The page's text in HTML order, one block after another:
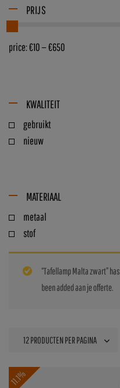
PRIJS
price:€10—€650
KWALITEIT
gebruikt
nieuw
MATERIAAL
metaal
stof
“Tafellamp Malta zwart” has
been added aan je offerte.
11.1%